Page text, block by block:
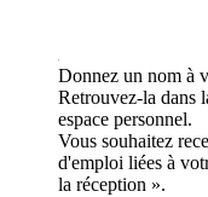
Donnez un nom à
Retrouvez-la dans
espace personnel.
Vous souhaitez
d'emploi liées à
la réception ».